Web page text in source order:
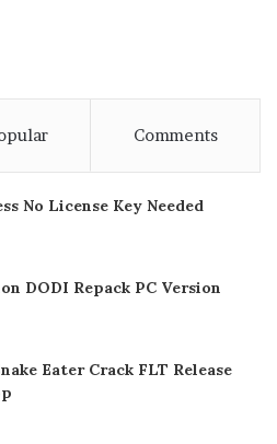
Comments
No License Key Needed
DODI Repack PC Version
Eater Crack FLT Release